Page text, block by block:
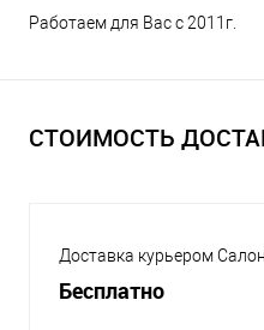
Работаем для Вас с 2011г.
СТОИМОСТЬ
Доставка курьером
Бесплатно